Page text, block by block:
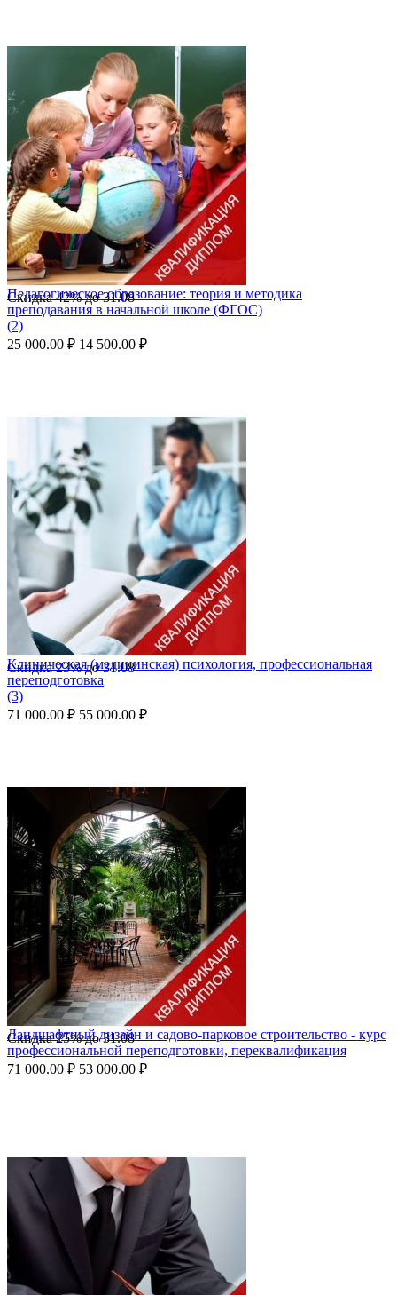
Скидка42%до31.08
Педагогическое образование: теория и методика
преподавания в начальной школе (ФГОС)
(2)
25 000.00 ₽ 14 500.00 ₽
Скидка23%до31.08
Клиническая (медицинская) психология, профессиональная
переподготовка
(3)
71 000.00 ₽ 55 000.00 ₽
Скидка25%до31.08
Ландшафтный дизайн и садово-парковое строительство - курс
профессиональной переподготовки, переквалификация
71 000.00 ₽ 53 000.00 ₽